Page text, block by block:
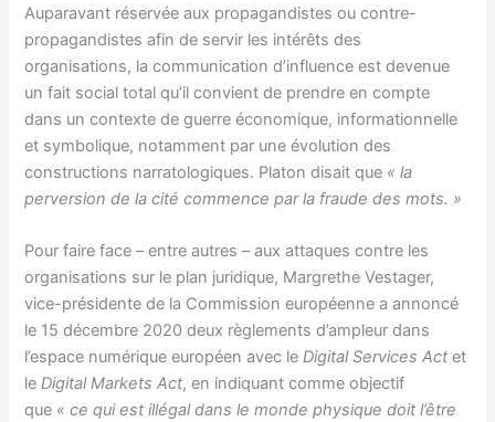
Auparavant réservée aux propagandistes ou contre-
propagandistes afin de servir les intérêts des
organisations, la communication d’influence est devenue
un fait social total qu’il convient de prendre en compte
dans un contexte de guerre économique, informationnelle
et symbolique, notamment par une évolution des
constructions narratologiques. Platon disait que « la
perversion de la cité commence par la fraude des mots. »
Pour faire face – entre autres – aux attaques contre les
organisations sur le plan juridique, Margrethe Vestager,
vice-présidente de la Commission européenne a annoncé
le 15 décembre 2020 deux règlements d’ampleur dans
l’espace numérique européen avec leDigital Services Act et
leDigital Markets Act, en indiquant comme objectif
que « ce qui est illégal dans le monde physique doit l’être